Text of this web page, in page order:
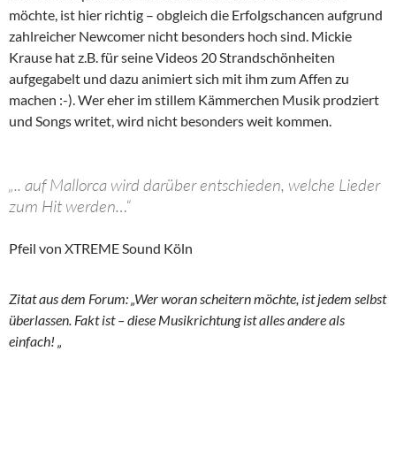
möchte, ist hier richtig – obgleich die Erfolgschancen aufgrund
zahlreicher Newcomer nicht besonders hoch sind. Mickie
Krause hat z.B. für seine Videos 20 Strandschönheiten
aufgegabelt und dazu animiert sich mit ihm zum Affen zu
machen :-). Wer eher im stillem Kämmerchen Musik prodziert
und Songs writet, wird nicht besonders weit kommen.
„.. auf Mallorca wird darüber entschieden, welche Lieder
zum Hit werden…“
Pfeil von XTREME Sound Köln
Zitat aus dem Forum: „Wer woran scheitern möchte, ist jedem selbst
überlassen. Fakt ist – diese Musikrichtung ist alles andere als
einfach! „